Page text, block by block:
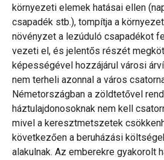
környezeti elemek hatásai ellen
csapadék stb.), tompítja a
növényzet a lezúduló csapadékot
vezeti el, és jelentős részét
képességével hozzájárul városi
nem terheli azonnal a város
Németországban a zöldtetővel
háztulajdonosoknak nem kell
mivel a keresztmetszetek
következően a beruházási
alakulnak. Az emberekre gyakorolt